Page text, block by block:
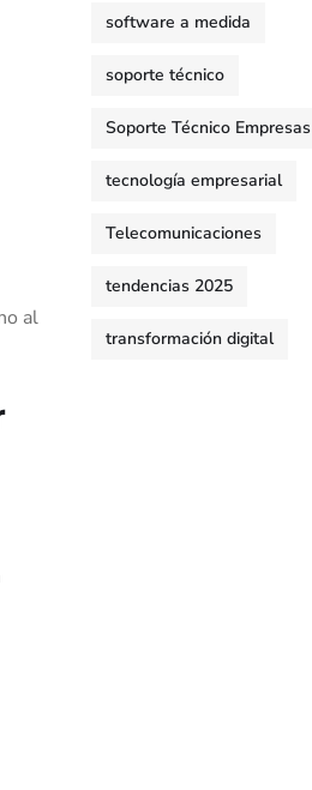
al
software a medida
soporte técnico
Soporte Técnico Empresas
tecnología empresarial
Telecomunicaciones
tendencias 2025
transformación digital